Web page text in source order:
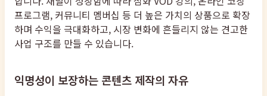
프로그램, 커뮤니티 멤버십 등 더 높은 가치의 상품으로 확장
하며 수익을 극대화하고, 시장 변화에 흔들리지 않는 견고한
사업 구조를 만들 수 있습니다.
익명성이 보장하는 콘텐츠 제작의 자유